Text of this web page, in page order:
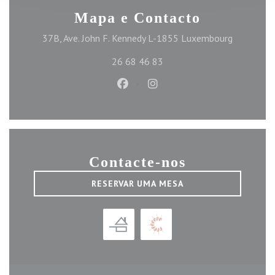
Mapa e Contacto
37B, Ave. John F. Kennedy L-1855 Luxembourg
26 68 46 83
Facebook ((abre numa nova
Instagram ((abre numa
Contacte-nos
RESERVAR UMA MESA